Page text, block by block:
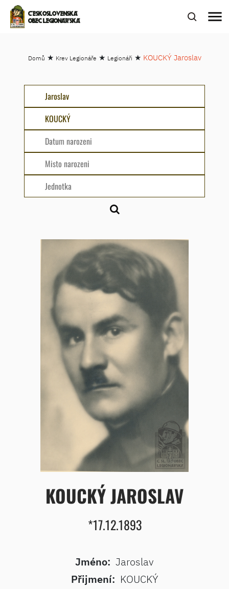
ČESKOSLOVENSKÁ
OBEC LEGIONÁŘSKÁ
menu
Domů ★ Krev Legionáře ★ Legionáři ★ KOUCKÝ Jaroslav
KOUCKÝ JAROSLAV
*17.12.1893
Jméno: Jaroslav
Přijmení: KOUCKÝ